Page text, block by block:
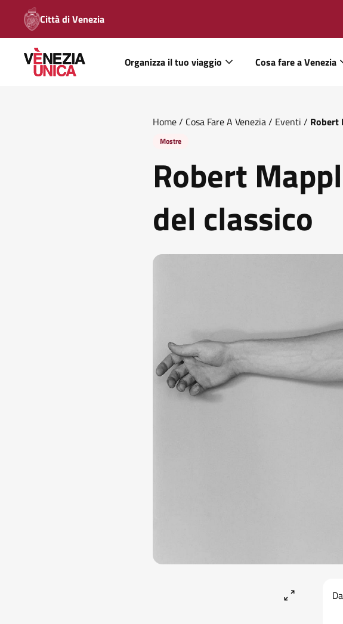
Città di Venezia
Organizza il tuo viaggio Cosa fare a Venezia
Home/ Cosa Fare A Venezia/ Eventi / Robert
Mostre
Robert
del classico